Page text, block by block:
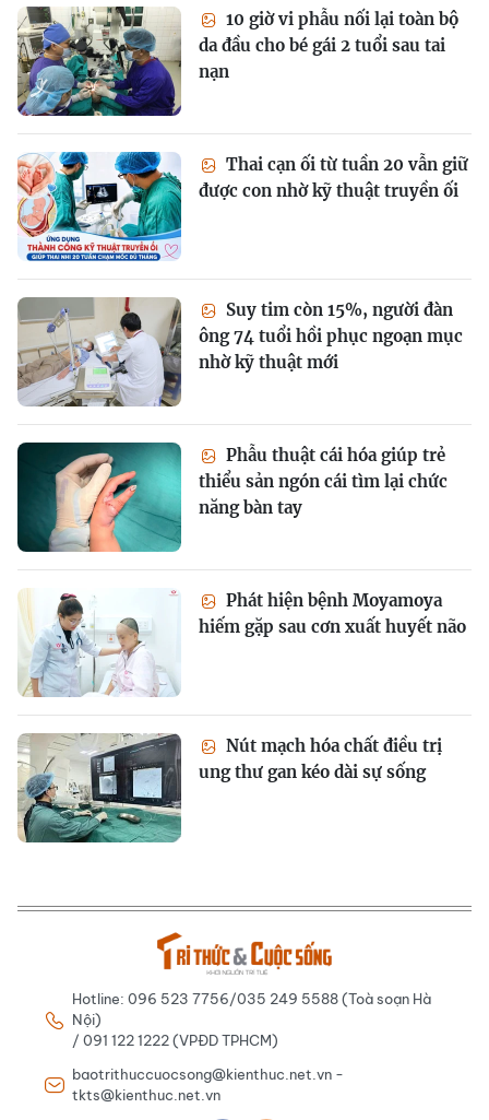
10 giờ vi phẫu nối lại toàn bộ
da đầu cho bé gái 2 tuổi sau tai
nạn
Thai cạn ối từ tuần 20 vẫn giữ
được con nhờ kỹ thuật truyền ối
Suy tim còn 15%, người đàn
ông 74 tuổi hồi phục ngoạn mục
nhờ kỹ thuật mới
Phẫu thuật cái hóa giúp trẻ
thiểu sản ngón cái tìm lại chức
năng bàn tay
Phát hiện bệnh Moyamoya
hiếm gặp sau cơn xuất huyết não
Nút mạch hóa chất điều trị
ung thư gan kéo dài sự sống
Hotline: 096 523 7756/035 249 5588 (Toà soạn Hà
Nội)
/ 091 122 1222 (VPĐD TPHCM)
baotrithuccuocsong@kienthuc.net.vn -
tkts@kienthuc.net.vn